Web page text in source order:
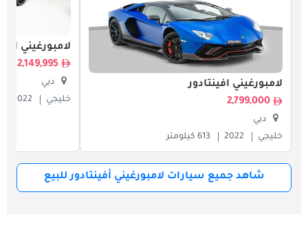
لامبورغيني أفينتادور
2,799,000
دبي
خليجي
2022 613 كيلومتر
لامبورغيني
2,149,995
دبي
خليجي
2022
شاهد جميع سيارات لامبورغيني أفينتادور للبيع